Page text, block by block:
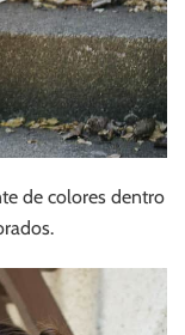
de colores dentro